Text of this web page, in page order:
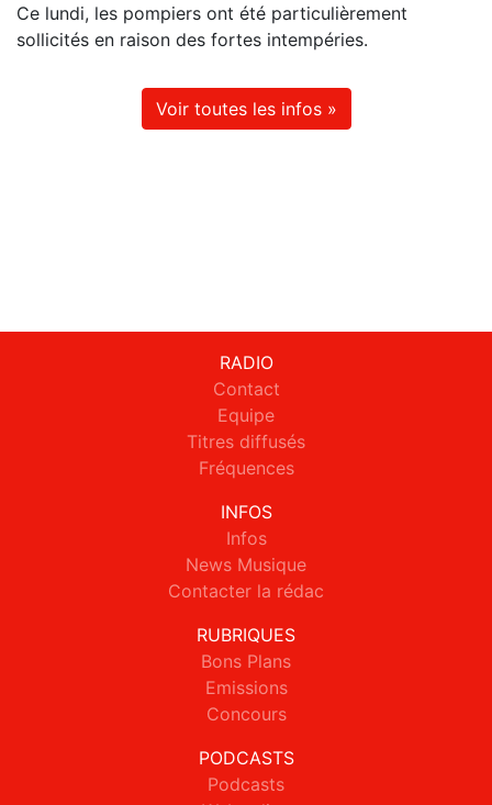
Ce lundi, les pompiers ont été particulièrement
sollicités en raison des fortes intempéries.
Voir toutes les infos »
RADIO
Contact
Equipe
Titres diffusés
Fréquences
INFOS
Infos
News Musique
Contacter la rédac
RUBRIQUES
Bons Plans
Emissions
Concours
PODCASTS
Podcasts